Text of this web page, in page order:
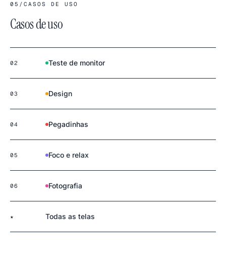
05 / CASOS DE USO
Casos de uso
02 Teste de monitor
03 Design
04 Pegadinhas
05 Foco e relax
06 Fotografia
★ Todas as telas